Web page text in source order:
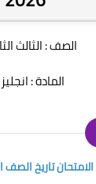
الصف : الثالث
المادة :
تاريخ الصف